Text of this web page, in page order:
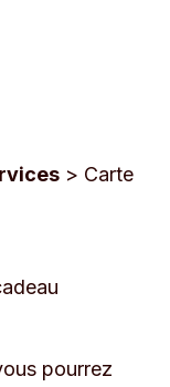
> Carte
pourrez